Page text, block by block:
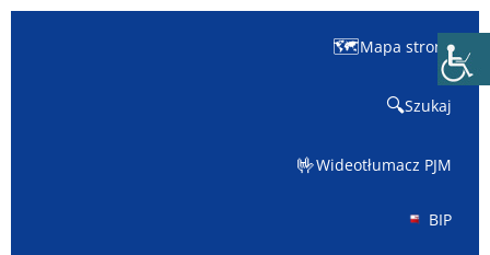
🗺️Mapa strony
🔍Szukaj
🤟Wideotłumacz PJM
BIP